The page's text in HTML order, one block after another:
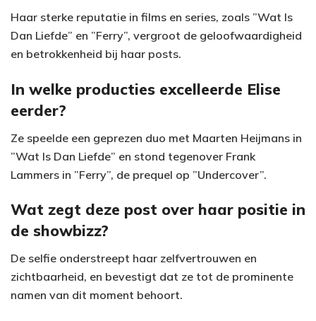
Haar sterke reputatie in films en series, zoals ”Wat Is
Dan Liefde” en ”Ferry”, vergroot de geloofwaardigheid
en betrokkenheid bij haar posts.
In welke producties excelleerde Elise
eerder?
Ze speelde een geprezen duo met Maarten Heijmans in
”Wat Is Dan Liefde” en stond tegenover Frank
Lammers in ”Ferry”, de prequel op ”Undercover”.
Wat zegt deze post over haar positie in
de showbizz?
De selfie onderstreept haar zelfvertrouwen en
zichtbaarheid, en bevestigt dat ze tot de prominente
namen van dit moment behoort.